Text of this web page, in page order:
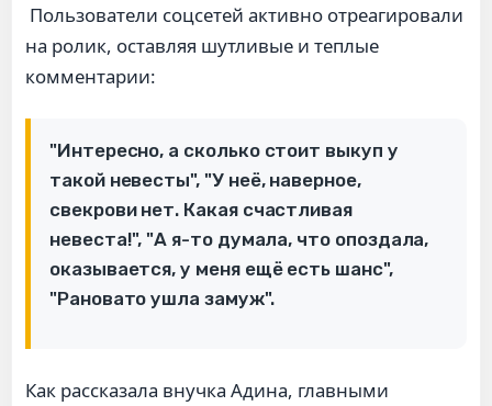
Пользователи соцсетей активно отреагировали
на ролик, оставляя шутливые и теплые
комментарии:
"Интересно, а сколько стоит выкуп у
такой невесты", "У неё, наверное,
свекрови нет. Какая счастливая
невеста!", "А я-то думала, что опоздала,
оказывается, у меня ещё есть шанс",
"Рановато ушла замуж".
Как рассказала внучка Адина, главными